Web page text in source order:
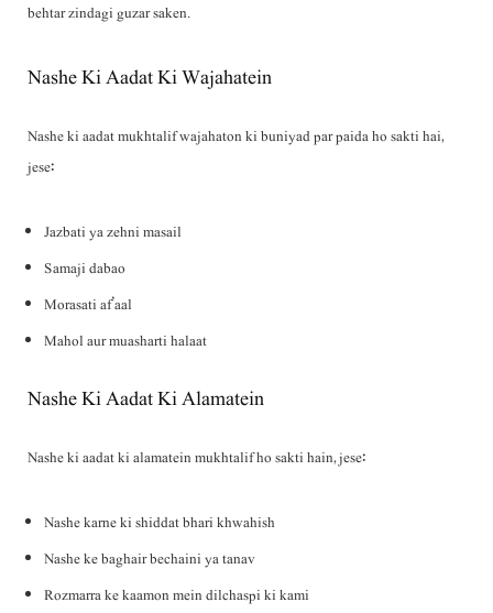
behtar zindagi guzar saken.
Nashe Ki Aadat Ki Wajahatein
Nashe ki aadat mukhtalif wajahaton ki buniyad par paida ho sakti hai,
jese:
Jazbati ya zehni masail
Samaji dabao
Morasati af’aal
Mahol aur muasharti halaat
Nashe Ki Aadat Ki Alamatein
Nashe ki aadat ki alamatein mukhtalif ho sakti hain, jese:
Nashe karne ki shiddat bhari khwahish
Nashe ke baghair bechaini ya tanav
Rozmarra ke kaamon mein dilchaspi ki kami